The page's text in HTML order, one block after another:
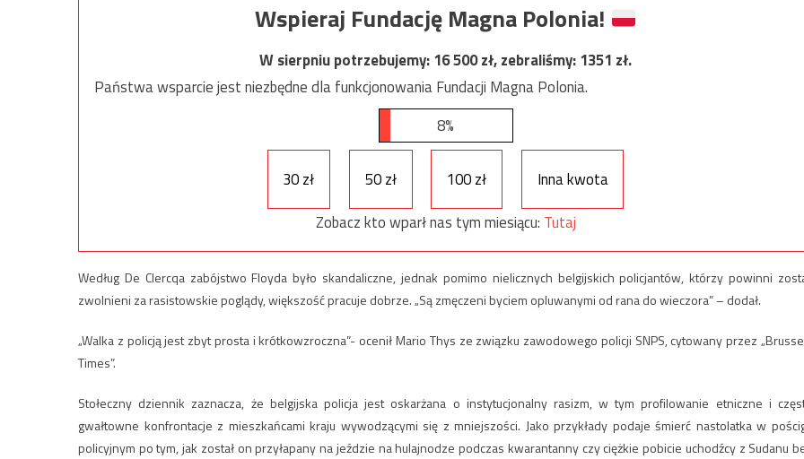
Wspieraj Fundację Magna Polonia!
W sierpniu potrzebujemy:16 500zł, zebraliśmy:1351 zł.
Państwa wsparcie jest niezbędne dla funkcjonowania Fundacji Magna Polonia.
8%
30 zł 50 zł 100 zł
Inna kwota
Zobacz kto wparł nas tym miesiącu: Tutaj
Według De Clercqa zabójstwo Floyda było skandaliczne, jednak pomimo nielicznych belgijskich policjantów, którzy powinni
zwolnieni za rasistowskie poglądy, większość pracuje dobrze. „Są zmęczeni byciem opluwanymi od rana do wieczora” – dodał.
„Walka z policją jest zbyt prosta i krótkowzroczna”- ocenił Mario Thys ze związku zawodowego policji SNPS, cytowany przez
Times”.
Stołeczny dziennik zaznacza, że belgijska policja jest oskarżana o instytucjonalny rasizm, w tym profilowanie etniczne i
gwałtowne konfrontacje z mieszkańcami kraju wywodzącymi się z mniejszości. Jako przykłady podaje śmierć nastolatka w
policyjnym po tym, jak został on przyłapany na jeździe na hulajnodze podczas kwarantanny czy ciężkie pobicie uchodźcy z Sudanu